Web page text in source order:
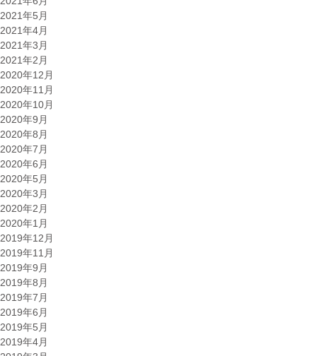
2021年5月
2021年4月
2021年3月
2021年2月
2020年12月
2020年11月
2020年10月
2020年9月
2020年8月
2020年7月
2020年6月
2020年5月
2020年3月
2020年2月
2020年1月
2019年12月
2019年11月
2019年9月
2019年8月
2019年7月
2019年6月
2019年5月
2019年4月